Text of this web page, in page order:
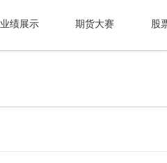
业绩展示 期货大赛 股